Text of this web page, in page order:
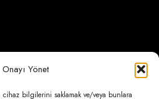
Onayı Yönet
bilgilerini saklamak ve/veya bunlara